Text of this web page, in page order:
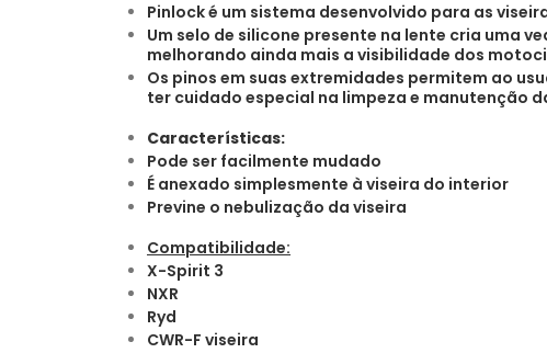
Pinlock é um sistema desenvolvido para as
Um selo de silicone presente na lente cria uma
melhorando ainda mais a visibilidade dos
Os pinos em suas extremidades permitem ao
ter cuidado especial na limpeza e manutenção
Características:
Pode ser facilmente mudado
É anexado simplesmente à viseira do interior
Previne o nebulização da viseira
Compatibilidade:
X-Spirit 3
NXR
Ryd
CWR-F viseira